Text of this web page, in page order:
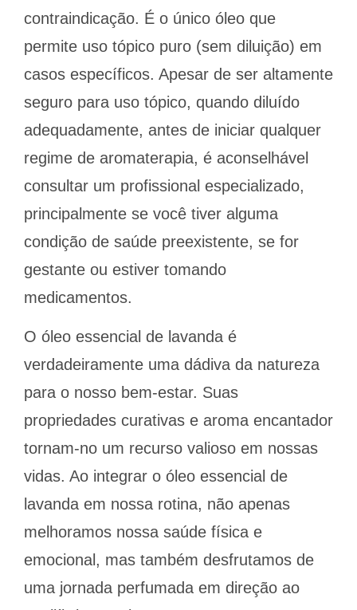
contraindicação. É o único óleo que
permite uso tópico puro (sem diluição) em
casos específicos. Apesar de ser altamente
seguro para uso tópico, quando diluído
adequadamente, antes de iniciar qualquer
regime de aromaterapia, é aconselhável
consultar um profissional especializado,
principalmente se você tiver alguma
condição de saúde preexistente, se for
gestante ou estiver tomando
medicamentos.
O óleo essencial de lavanda é
verdadeiramente uma dádiva da natureza
para o nosso bem-estar. Suas
propriedades curativas e aroma encantador
tornam-no um recurso valioso em nossas
vidas. Ao integrar o óleo essencial de
lavanda em nossa rotina, não apenas
melhoramos nossa saúde física e
emocional, mas também desfrutamos de
uma jornada perfumada em direção ao